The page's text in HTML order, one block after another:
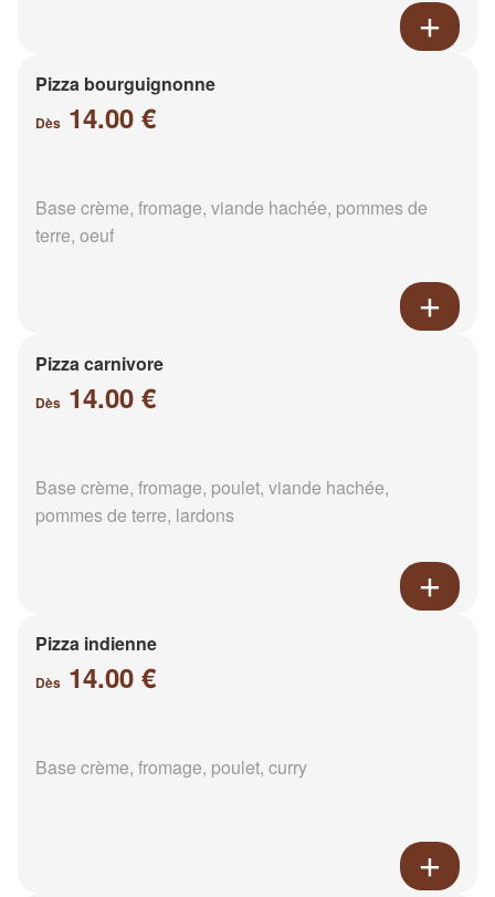
Pizza bourguignonne
Dès 14.00 €
Base crème, fromage, viande hachée, pommes de
terre, oeuf
Pizza carnivore
Dès 14.00 €
Base crème, fromage, poulet, viande hachée,
pommes de terre, lardons
Pizza indienne
Dès 14.00 €
Base crème, fromage, poulet, curry